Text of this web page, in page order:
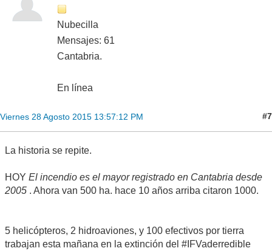
Nubecilla
Mensajes: 61
Cantabria.
En línea
Viernes 28 Agosto 2015 13:57:12 PM #7
La historia se repite.
HOY El incendio es el mayor registrado en Cantabria desde
2005 . Ahora van 500 ha. hace 10 años arriba citaron 1000.
5 helicópteros, 2 hidroaviones, y 100 efectivos por tierra
trabajan esta mañana en la extinción del #IFVaderredible